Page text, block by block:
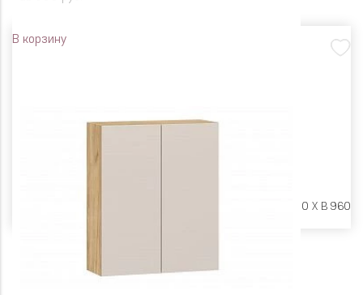
В корзину
Ш 600 X Г 600 X В 960